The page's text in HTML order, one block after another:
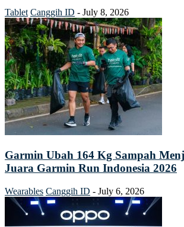
Tablet Canggih ID - July 8, 2026
Garmin Ubah 164 Kg Sampah
Juara Garmin Run Indonesia 2026
Wearables Canggih ID - July 6, 2026